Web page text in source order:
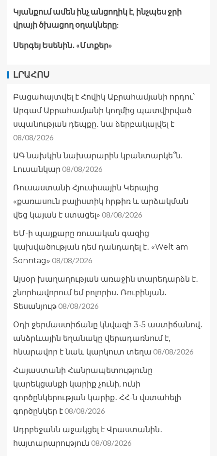
Կյանքում ամեն ինչ անցողիկ է, ինչպես ջրի
վրայի ծխացող օղակները:
Սերգեյ Եսենին․ «Մտքեր»
ԼՐԱՀՈՍ
Բացահայտվել է Հովիկ Աբրահամյանի որդու՝
Արգամ Աբրահամյանի կողմից պատվիրված
սպանության դեպքը․ նա ձերբակալվել է
08/08/2026
ԱԳ նախկին նախարարին կբանտարկե՞ն.
Լուսանկար 08/08/2026
Ռուսաստանի Հյուսիսային Կերայից
«քառասուն բալիստիկ հրթիռ և արձակման
վեց կայան է ստացել» 08/08/2026
ԵՄ-ի պայքարը ռուսական գազից
կախվածության դեմ դանդաղել է․ «Welt am
Sonntag» 08/08/2026
Այսօր խաղաղության առաջին տարեդարձն է․
շնորհավորում եմ բոլորիս․ Ռուբինյան․
Տեսանյութ08/08/2026
Օդի ջերմաստիճանը կնվազի 3-5 աստիճանով․
անձրևային եղանակը վերադառնում է,
հնարավոր է նաև կարկուտ տեղա 08/08/2026
Հայաստանի Հանրապետությունը
կարեկցանքի կարիք չունի, ունի
գործընկերության կարիք․ ՀՀ-ն վստահելի
գործընկեր է08/08/2026
Ադրբեջանն աջակցել է Վրաստանին․
հայտարարություն 08/08/2026